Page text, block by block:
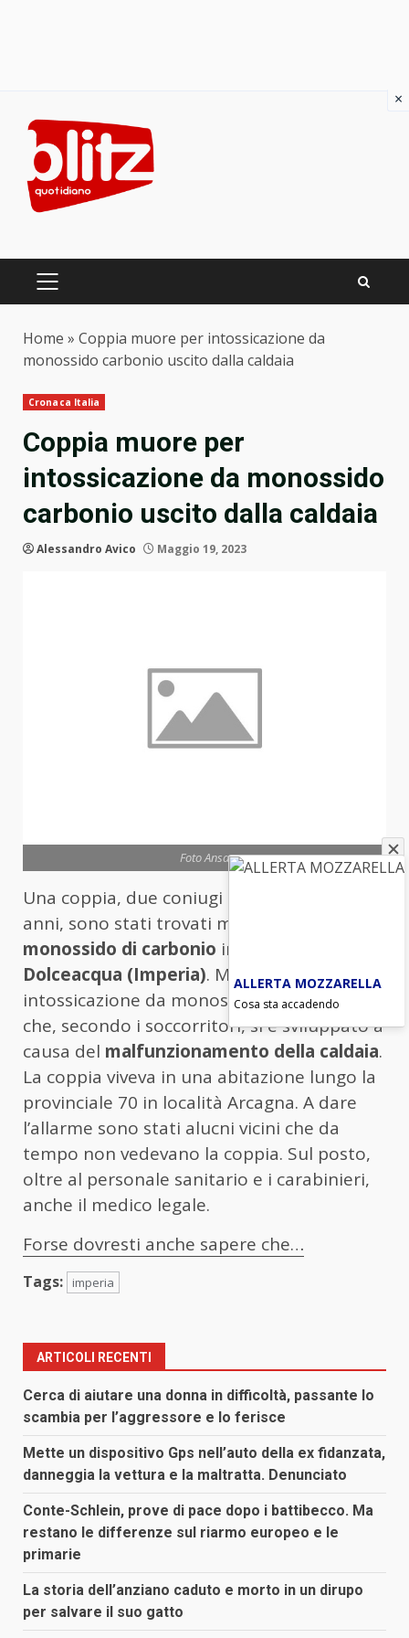
content
PRIMARY
Home » Coppia muore per intossicazione da
monossido carbonio uscito dalla caldaia
Cronaca Italia
Coppia muore per
intossicazione da monossido
carbonio uscito dalla caldaia
Alessandro Avico Maggio 19, 2023
Foto Ansa
Una coppia, due coniugi tedeschi di 52 e 53
anni, sono stati trovati morti intossicati da
monossido di carbonio in una abitazione di
Dolceacqua (Imperia). Morti per
intossicazione da monossido di carbonio,
che, secondo i soccorritori, si è sviluppato a
causa del malfunzionamento della caldaia.
La coppia viveva in una abitazione lungo la
provinciale 70 in località Arcagna. A dare
l’allarme sono stati alucni vicini che da
tempo non vedevano la coppia. Sul posto,
oltre al personale sanitario e i carabinieri,
anche il medico legale.
Forse dovresti anche sapere che…
Tags: imperia
ARTICOLI RECENTI
Cerca di aiutare una donna in difficoltà, passante lo
scambia per l’aggressore e lo ferisce
Mette un dispositivo Gps nell’auto della ex fidanzata,
danneggia la vettura e la maltratta. Denunciato
Conte-Schlein, prove di pace dopo i battibecco. Ma
restano le differenze sul riarmo europeo e le
primarie
La storia dell’anziano caduto e morto in un dirupo
per salvare il suo gatto
×
ALLERTA MOZZARELLA
Cosa sta accadendo